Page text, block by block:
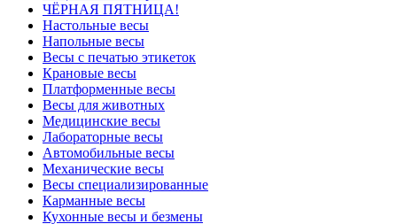
ЧЁРНАЯ ПЯТНИЦА!
Настольные весы
Напольные весы
Весы с печатью этикеток
Крановые весы
Платформенные весы
Весы для животных
Медицинские весы
Лабораторные весы
Автомобильные весы
Механические весы
Весы специализированные
Карманные весы
Кухонные весы и безмены